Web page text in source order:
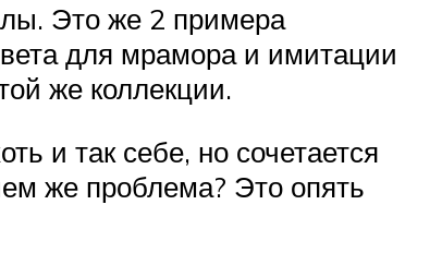
Это же 2 примера
для мрамора и имитации
же коллекции.
и так себе, но сочетается
же проблема? Это опять